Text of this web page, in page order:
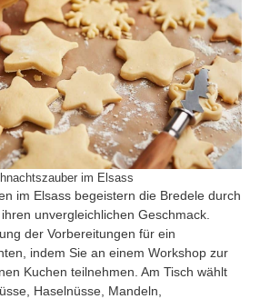
im Elsass
im Elsass begeistern die Bredele durch
unvergleichlichen Geschmack.
der Vorbereitungen für ein
indem Sie an einem Workshop zur
Kuchen teilnehmen. Am Tisch wählt
Haselnüsse, Mandeln,